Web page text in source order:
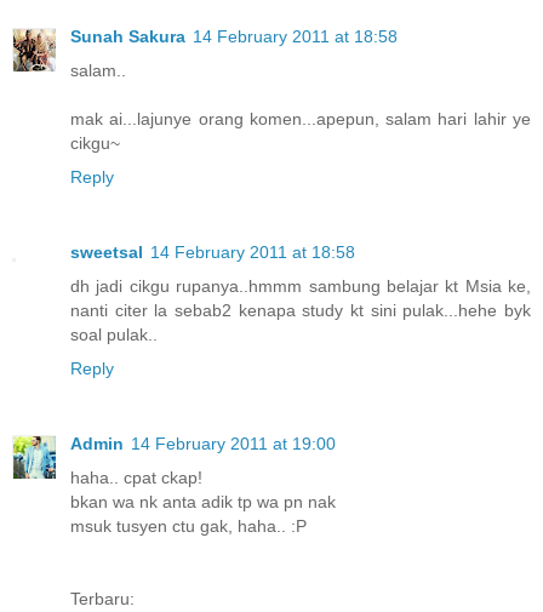
Sunah Sakura 14 February 2011 at 18:58
salam..
mak ai...lajunye orang komen...apepun, salam hari lahir ye
cikgu~
Reply
sweetsal 14 February 2011 at 18:58
dh jadi cikgu rupanya..hmmm sambung belajar kt Msia ke,
nanti citer la sebab2 kenapa study kt sini pulak...hehe byk
soal pulak..
Reply
Admin 14 February 2011 at 19:00
haha.. cpat ckap!
bkan wa nk anta adik tp wa pn nak
msuk tusyen ctu gak, haha.. :P
Terbaru: